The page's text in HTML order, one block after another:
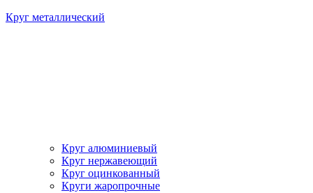
Круг металлический
Круг алюминиевый
Круг нержавеющий
Круг оцинкованный
Круги жаропрочные